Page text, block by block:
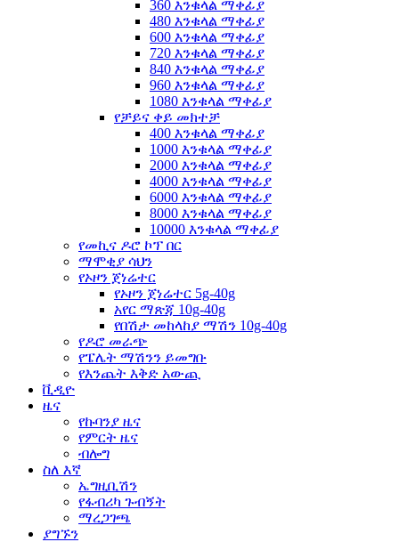
360 እንቁላል ማቀፊያ
480 እንቁላል ማቀፊያ
600 እንቁላል ማቀፊያ
720 እንቁላል ማቀፊያ
840 እንቁላል ማቀፊያ
960 እንቁላል ማቀፊያ
1080 እንቁላል ማቀፊያ
የቻይና ቀይ መክተቻ
400 እንቁላል ማቀፊያ
1000 እንቁላል ማቀፊያ
2000 እንቁላል ማቀፊያ
4000 እንቁላል ማቀፊያ
6000 እንቁላል ማቀፊያ
8000 እንቁላል ማቀፊያ
10000 እንቁላል ማቀፊያ
የመኪና ዶሮ ኮፕ በር
ማሞቂያ ሳህን
የኦዞን ጀነሬተር
የኦዞን ጀነሬተር 5g-40g
አየር ማጽጃ 10g-40g
የበሽታ መከላከያ ማሽን 10g-40g
የዶሮ መራጭ
የፔሌት ማሽንን ይመግቡ
የእንጨት እቅድ አውጪ
ቪዲዮ
ዜና
የኩባንያ ዜና
የምርት ዜና
ብሎግ
ስለ እኛ
ኤግዚቢሽን
የፋብሪካ ጉብኝት
ማረጋገጫ
ያግኙን